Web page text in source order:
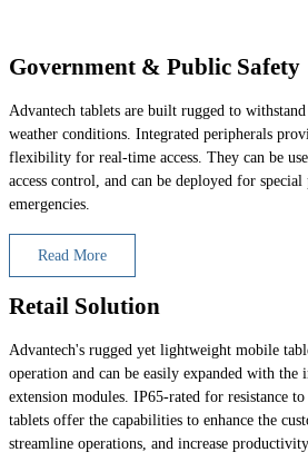
Government & Public Safety
Advantech tablets are built rugged to
weather conditions. Integrated peripherals
flexibility for real-time access. They can be
access control, and can be deployed for special
emergencies.
Read More
Retail Solution
Advantech's rugged yet lightweight mobile
operation and can be easily expanded with the
extension modules. IP65-rated for resistance
tablets offer the capabilities to enhance the
streamline operations, and increase productivity.